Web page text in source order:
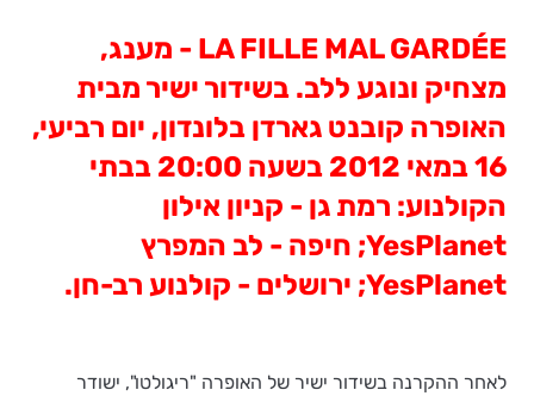
LA FILLE MAL GARDÉE - מענג,
מצחיק ונוגע ללב. בשידור ישיר מבית
האופרה קובנט גארדן בלונדון, יום רביעי,
16 במאי 2012 בשעה 20:00 בבתי
הקולנוע: רמת גן - קניון אילון
YesPlanet; חיפה - לב המפרץ
YesPlanet; ירושלים - קולנוע רב-חן.
לאחר ההקרנה בשידור ישיר של האופרה "ריגולטו", ישודר